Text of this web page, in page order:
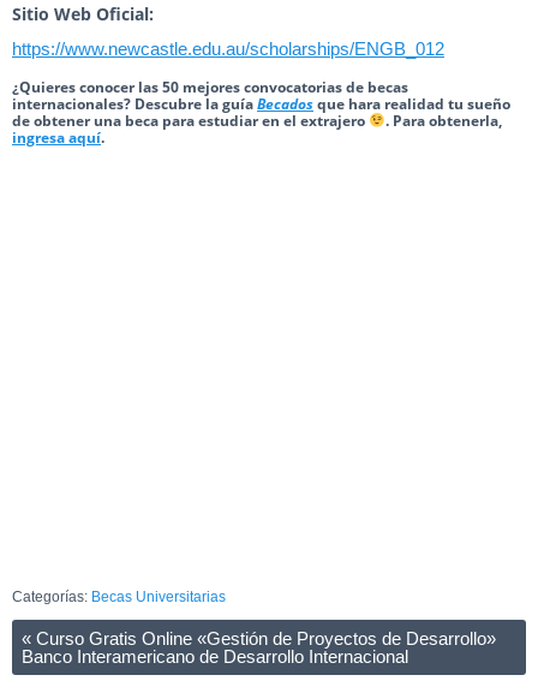
Sitio Web Oficial:
https://www.newcastle.edu.au/scholarships/ENGB_012
¿Quieres conocer las 50 mejores convocatorias de becas
internacionales? Descubre la guíaBecadosque hara realidad tu sueño
de obtener una beca para estudiar en el extrajero
. Para obtenerla,
ingresa aquí.
Categorías: Becas Universitarias
« Curso Gratis Online «Gestión de Proyectos de Desarrollo»
Banco Interamericano de Desarrollo Internacional